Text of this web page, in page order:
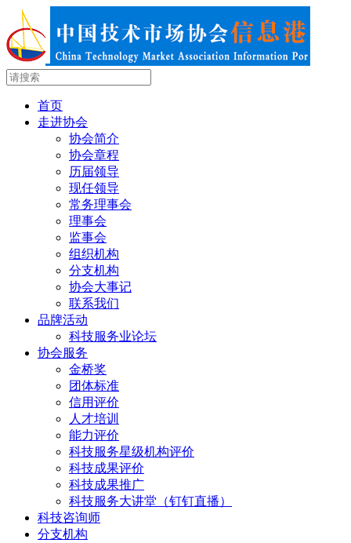
首页
走进协会
协会简介
协会章程
历届领导
现任领导
常务理事会
理事会
监事会
组织机构
分支机构
协会大事记
联系我们
品牌活动
科技服务业论坛
协会服务
金桥奖
团体标准
信用评价
人才培训
能力评价
科技服务星级机构评价
科技成果评价
科技成果推广
科技服务大讲堂（钉钉直播）
科技咨询师
分支机构